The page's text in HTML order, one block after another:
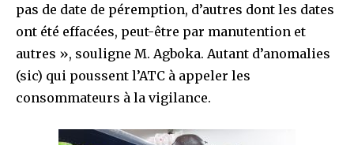
pas de date de péremption, d’autres dont les dates
ont été effacées, peut-être par manutention et
autres », souligne M. Agboka. Autant d’anomalies
(sic) qui poussent l’ATC à appeler les
consommateurs à la vigilance.